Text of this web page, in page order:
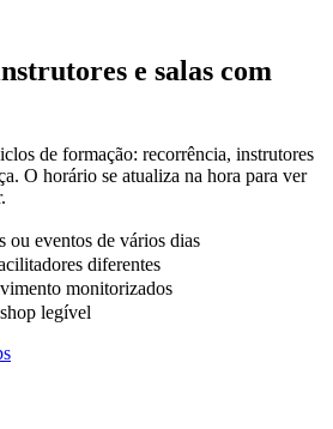
e salas com
de formação: recorrência, instrutores
O horário se atualiza na hora para ver
ou eventos de vários dias
diferentes
monitorizados
legível